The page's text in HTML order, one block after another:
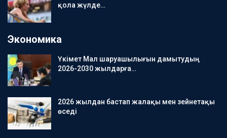
қола жүлде…
Экономика
Үкімет Мал шаруашылығын дамытудың
2026-2030 жылдарға…
2026 жылдан бастап жалақы мен зейнетақы
өседі